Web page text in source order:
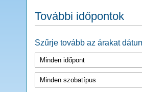
További időpontok
Szűrje tovább az árakat